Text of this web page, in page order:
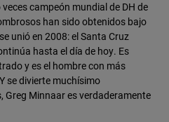
campeón mundial de DH de
han sido obtenidos bajo
unió en 2008: el Santa Cruz
hasta el día de hoy. Es
y es el hombre con más
se divierte muchísimo
Greg Minnaar es verdaderamente